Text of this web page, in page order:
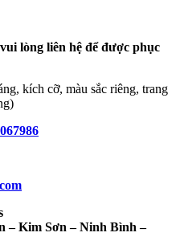
lòng liên hệ để được phục
kích cỡ, màu sắc riêng, trang
– Kim Sơn – Ninh Bình –